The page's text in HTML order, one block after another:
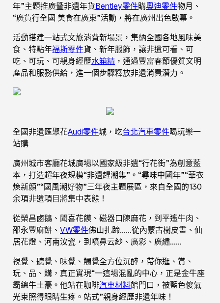
年”主題推廣暨非遺年貨Bentley零件購奧迪零件物月、
“廣貨行全國 美食在廣東”活動，將在廣州出色啟幕。
活動搭建一站式文旅消費新場景，集納全國各地風味美
食、特點年福斯零件貨、新年服飾，讓非遺可看、可
吃、可玩、可親身經歷水箱精 ，通過豐富春節優質文明
產品和服務供給，進一個步驟釋放非遺消費潛力。
全國非遺匯聚花Audi零件城，吃台北汽車零件喝玩樂一
站購
廣州城市客廳花城廣場以國家級非遺“行花街”為創意藍
本，打造超年夜規模“非遺趕潮集”。“尋味中國年”“華衣
煥新顏”“國風潮好物”三年夜主題展區，來自全國的130
余項非遺項目將集中表態！
從榮昌鹵鵝、聞喜花饃、磁器口陳麻花，到平遙牛肉、
邵永豐麻餅、 VW零件佛山扎蹄……從內蒙古樹皮畫、仙
居花燈、河南汝瓷，到噴鼻云紗、廣彩、廣繡……
視覺、聽覺、味覺、觸覺全方位沉醉，帶你逛、賞、
玩、品、購，真正實現“一這場混亂的中心，正是金牛座
霸總牛土豪。他站在咖啡汽車材料館門口，被藍色傻氣
光束照得眼睛生疼。站式”親身經歷非遺年味！